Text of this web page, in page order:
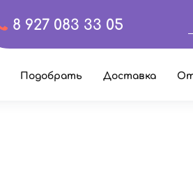
8 927 083 33 05
Подобрать Доставка